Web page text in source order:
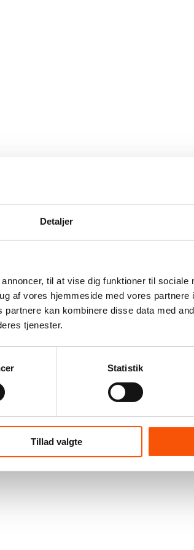
Detaljer
til at vise dig funktioner til sociale
af vores hjemmeside med vores partnere
kan kombinere disse data med
tjenester.
Statistik
Tillad valgte